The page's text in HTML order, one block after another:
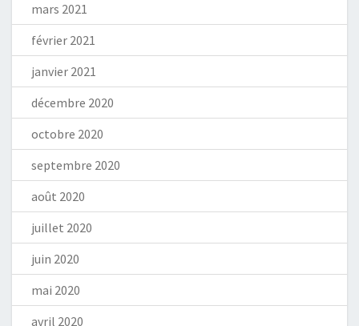
mars 2021
février 2021
janvier 2021
décembre 2020
octobre 2020
septembre 2020
août 2020
juillet 2020
juin 2020
mai 2020
avril 2020